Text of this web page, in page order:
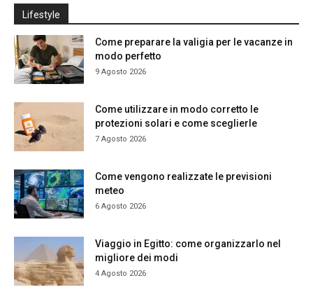
Lifestyle
Come preparare la valigia per le vacanze in
modo perfetto
9 Agosto 2026
Come utilizzare in modo corretto le
protezioni solari e come sceglierle
7 Agosto 2026
Come vengono realizzate le previsioni
meteo
6 Agosto 2026
Viaggio in Egitto: come organizzarlo nel
migliore dei modi
4 Agosto 2026